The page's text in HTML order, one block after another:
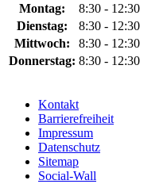
Montag:
8:30 - 12:30
Dienstag:
8:30 - 12:30
Mittwoch:
8:30 - 12:30
Donnerstag: 8:30 - 12:30
Kontakt
Barrierefreiheit
Impressum
Datenschutz
Sitemap
Social-Wall